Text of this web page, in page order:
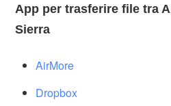
App per trasferire file tra
Sierra
AirMore
Dropbox